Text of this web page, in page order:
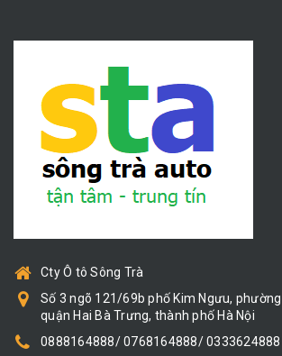
Cty Ô tô Sông Trà
Số 3 ngõ 121/69b phố Kim Ngưu,
quận Hai Bà Trưng, thành phố Hà Nội
0888164888/ 0768164888/ 0333624888